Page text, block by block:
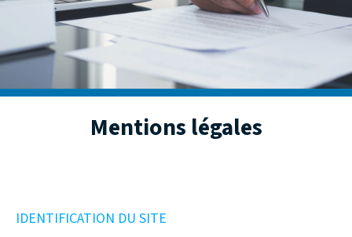
Mentions légales
IDENTIFICATION DU SITE